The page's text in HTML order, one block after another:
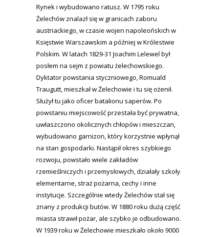
Rynek i wybudowano ratusz. W 1795 roku
Żelechów znalazł się w granicach zaboru
austriackiego, w czasie wojen napoleońskich w
Księstwie Warszawskim a później w Królestwie
Polskim. W latach 1829-31 Joachim Lelewel był
posłem na sejm z powiatu żelechowskiego.
Dyktator powstania styczniowego, Romuald
Traugutt, mieszkał w Żelechowie i tu się ożenił.
Służył tu jako oficer batalionu saperów. Po
powstaniu miejscowość przestała być prywatna,
uwłaszczono okolicznych chłopów i mieszczan,
wybudowano garnizon, który korzystnie wpłynął
na stan gospodarki. Nastąpił okres szybkiego
rozwoju, powstało wiele zakładów
rzemieślniczych i przemysłowych, działały szkoły
elementarne, straż pożarna, cechy i inne
instytucje. Szczególnie wtedy Żelechów stał się
znany z produkcji butów. W 1880 roku dużą część
miasta strawił pożar, ale szybko je odbudowano.
W 1939 roku w Żelechowie mieszkało około 9000